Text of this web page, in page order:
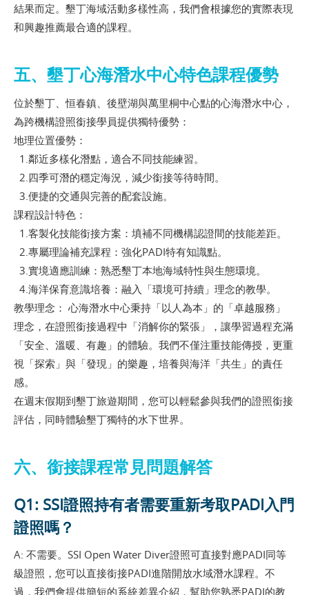
結果而定。墾丁海域活動多樣性高，我們會根據您的實際表現
和興趣推薦最合適的課程。
五、墾丁心海潛水中心特色課程優勢
位於墾丁、恒春鎮、後壁湖與萬里桐中心點的心海潛水中心，
為跨機構證照銜接學員提供獨特優勢：
地理位置優勢：
1.鄰近多樣化潛點，適合不同技能練習。
2.四季可潛的穩定海況，減少銜接等待時間。
3.便捷的交通與完善的配套設施。
課程設計特色：
1.客製化技能銜接方案：填補不同機構認證間的技能差距。
2.專屬理論補充課程：強化PADI特有知識點。
3.實境適應訓練：熟悉墾丁本地海域特性與生態環境。
4.海洋保育意識培養：融入「環境可持續」理念的教學。
教學理念： 心海潛水中心秉持「以人為本」的「卓越服務」
理念，在證照銜接過程中「消解你的緊張」，讓學習過程充滿
「安全、溫暖、有趣」的體驗。我們不僅注重技能傳授，更重
視「探索」與「發現」的樂趣，培養與海洋「共生」的責任
感。
在週末假期到墾丁旅遊期間，您可以輕鬆參與我們的證照銜接
評估，同時體驗墾丁獨特的水下世界。
六、銜接課程常見問題解答
Q1: SSI證照持有者需要重新考取PADI入門
證照嗎？
A: 不需要。SSI Open Water Diver證照可直接對應PADI同等
級證照，您可以直接銜接PADI進階開放水域潛水課程。不
過，我們會提供簡短的系統差異介紹，幫助您熟悉PADI的教